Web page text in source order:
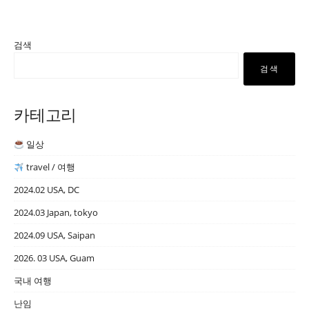
검색
검색
카테고리
일상
travel / 여행
2024.02 USA, DC
2024.03 Japan, tokyo
2024.09 USA, Saipan
2026. 03 USA, Guam
국내 여행
난임